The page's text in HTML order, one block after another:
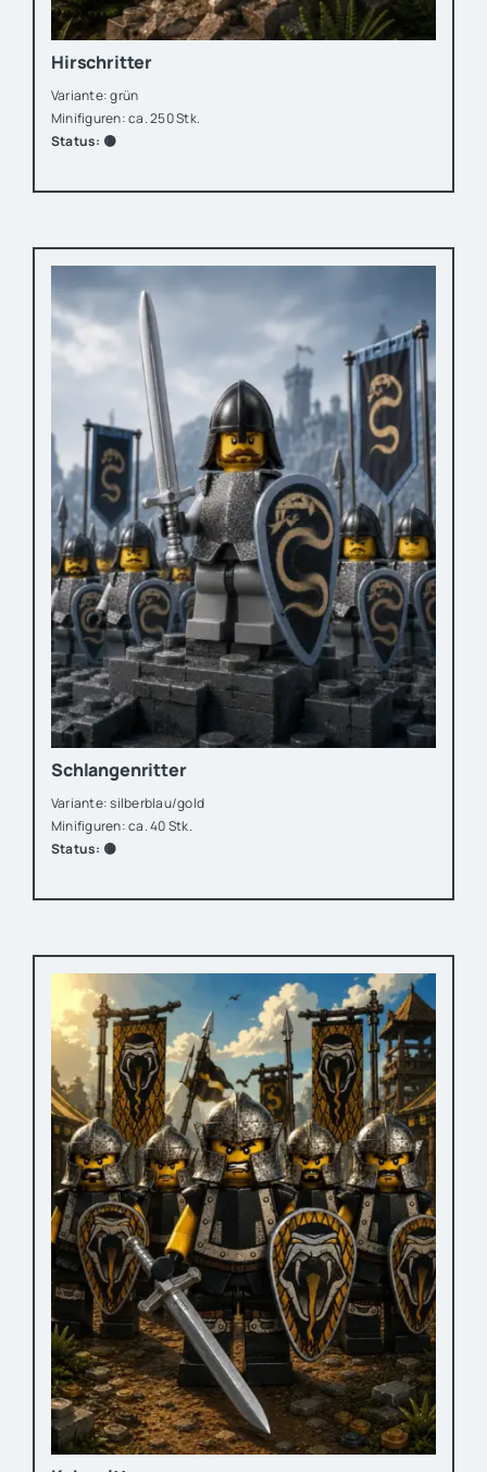
Hirschritter
Variante: grün
Minifiguren: ca. 250 Stk.
Status: 🟡
Schlangenritter
Variante: silberblau/gold
Minifiguren: ca. 40 Stk.
Status: 🟡